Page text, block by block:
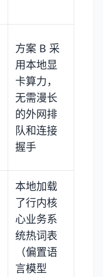
方案 B 采
用本地显
卡算力，
无需漫长
的外网排
队和连接
握手
本地加载
了行内核
心业务系
统热词表
（偏置语
言模型